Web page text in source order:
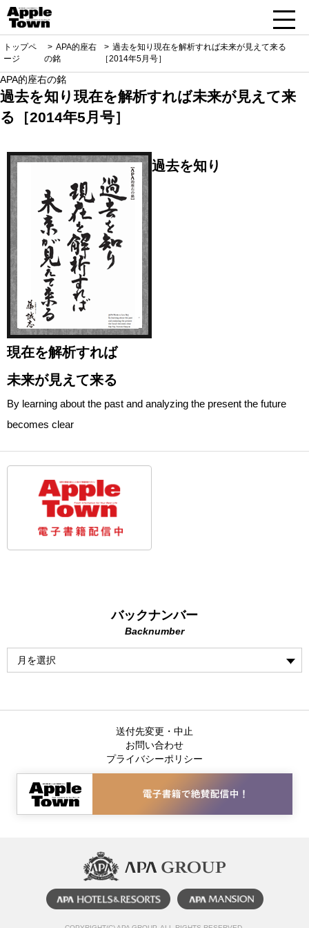
トップペ
ージ
APA的座右
の銘
過去を知り現在を解析すれば未来が見えて来る
［2014年5月号］
APA的座右の銘
過去を知り現在を解析すれば未来が見えて来
る［2014年5月号］
過去を知り
現在を解析すれば
未来が見えて来る
By learning about the past and analyzing the present the future
becomes clear
バックナンバー
Backnumber
送付先変更・中止
お問い合わせ
プライバシーポリシー